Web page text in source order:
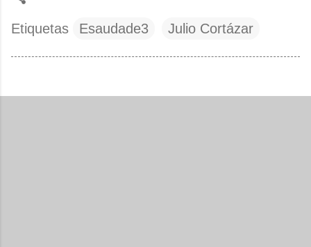
Etiquetas Esaudade3 Julio Cortázar